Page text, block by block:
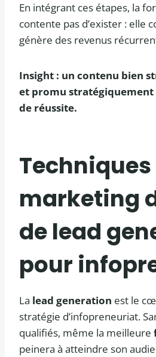
En intégrant ces étapes, la
contente pas d’exister : elle
génère des revenus
Insight : un contenu bien
et promu
de réussite.
Techniques
marketing
de lead
pour
La lead generation est le
stratégie d’infopreneuriat.
qualifiés, même la meilleure
peinera à atteindre son